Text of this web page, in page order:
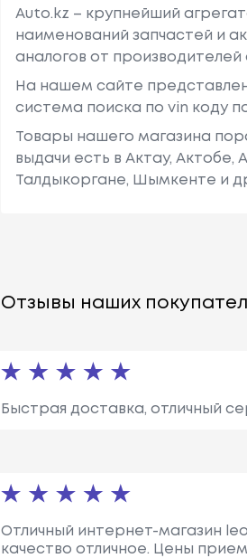
Auto.kz – крупнейший
наименований запчастей и
аналогов от производителей
На нашем сайте
система поиска по vin коду
Товары нашего магазина
выдачи есть в Актау, Актобе,
Талдыкоргане, Шымкенте и
Отзывы наших
Быстрая доставка, отличный
Отличный интернет-магазин
качество отличное. Цены